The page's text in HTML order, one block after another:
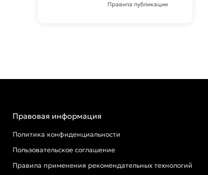
Правила публикации
Правовая информация
Политика конфиденциальности
Пользовательское соглашение
Правила применения рекомендательных технологий